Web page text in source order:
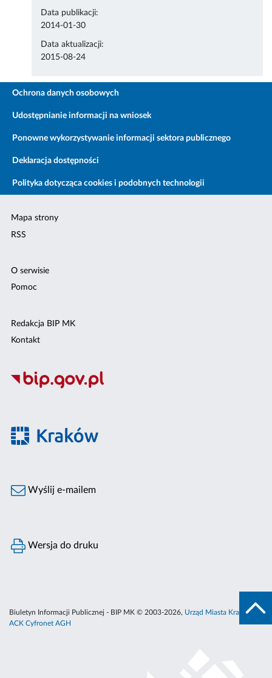
Data publikacji:
2014-01-30
Data aktualizacji:
2015-08-24
Ochrona danych osobowych
Udostępnianie informacji na wniosek
Ponowne wykorzystywanie informacji sektora publicznego
Deklaracja dostępności
Polityka dotycząca cookies i podobnych technologii
Mapa strony
RSS
O serwisie
Pomoc
Redakcja BIP MK
Kontakt
Wyślij e-mailem
Wersja do druku
Biuletyn Informacji Publicznej - BIP MK © 2003-2026, Urząd Miasta Krakowa
ACK Cyfronet AGH